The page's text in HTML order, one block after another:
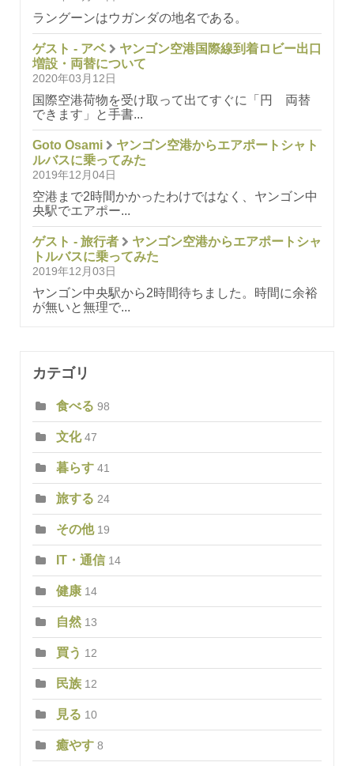
ラングーンはウガンダの地名である。
ゲスト - アベ
ヤンゴン空港国際線到着ロビー出口
増設・両替について
2020年03月12日
国際空港荷物を受け取って出てすぐに「円 両替
できます」と手書...
Goto Osami
ヤンゴン空港からエアポートシャト
ルバスに乗ってみた
2019年12月04日
空港まで2時間かかったわけではなく、ヤンゴン中
央駅でエアポー...
ゲスト - 旅行者
ヤンゴン空港からエアポートシャ
トルバスに乗ってみた
2019年12月03日
ヤンゴン中央駅から2時間待ちました。時間に余裕
が無いと無理で...
カテゴリ
食べる 98
文化 47
暮らす 41
旅する 24
その他 19
IT・通信 14
健康 14
自然 13
買う 12
民族 12
見る 10
癒やす 8